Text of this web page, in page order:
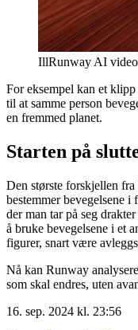
IllRunway AI video
For eksempel kan et
til at samme person
en fremmed planet.
Starten på
Den største forskjellen
bestemmer bevegelsene
der man tar på seg
å bruke bevegelsene i et
figurer, snart være
Nå kan Runway
som skal endres, uten
16. sep. 2024 kl. 23:56